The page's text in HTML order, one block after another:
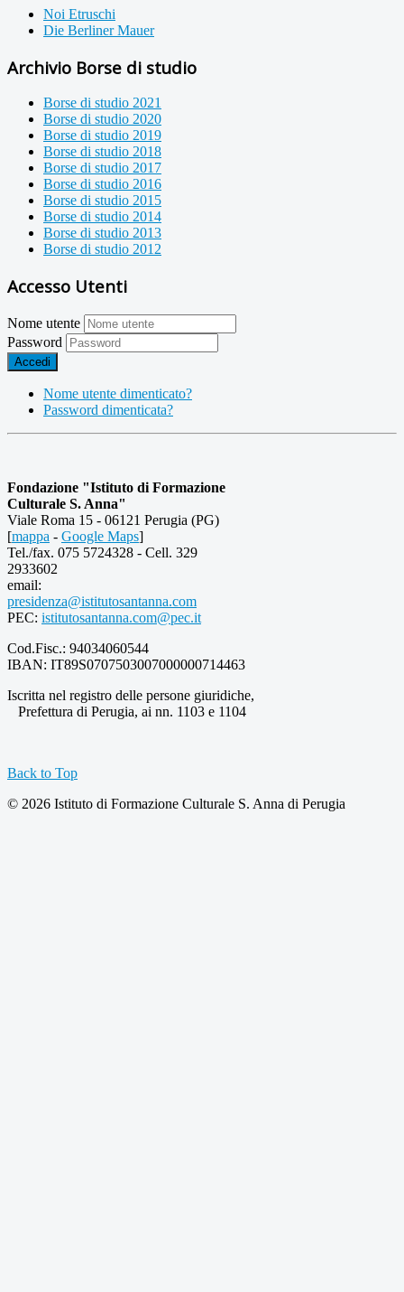
Noi Etruschi
Die Berliner Mauer
Archivio Borse di studio
Borse di studio 2021
Borse di studio 2020
Borse di studio 2019
Borse di studio 2018
Borse di studio 2017
Borse di studio 2016
Borse di studio 2015
Borse di studio 2014
Borse di studio 2013
Borse di studio 2012
Accesso Utenti
Nome utente
Password
Accedi
Nome utente dimenticato?
Password dimenticata?
Fondazione "Istituto di Formazione
Culturale S. Anna"
Viale Roma 15 - 06121 Perugia (PG)
[mappa - Google Maps]
Tel./fax. 075 5724328 - Cell. 329
2933602
email:
presidenza@istitutosantanna.com
PEC: istitutosantanna.com@pec.it
Cod.Fisc.: 94034060544
IBAN: IT89S0707503007000000714463
Iscritta nel registro delle persone giuridiche,
Prefettura di Perugia, ai nn. 1103 e 1104
Back to Top
© 2026 Istituto di Formazione Culturale S. Anna di Perugia